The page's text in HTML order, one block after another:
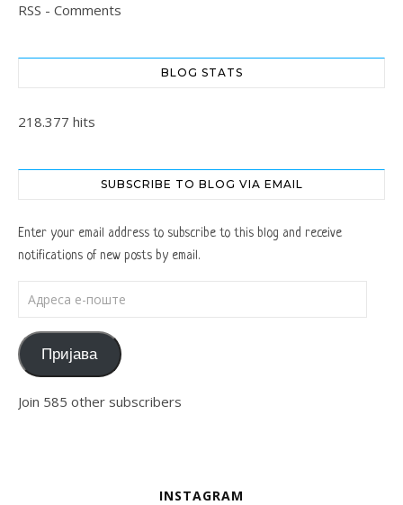
RSS - Comments
BLOG STATS
218.377 hits
SUBSCRIBE TO BLOG VIA EMAIL
Enter your email address to subscribe to this blog and receive
notifications of new posts by email.
Пријава
Join 585 other subscribers
INSTAGRAM